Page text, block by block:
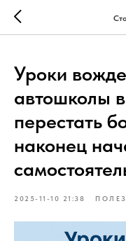
Уроки
автошколы
перестать
наконец
2025-11-10 21:38